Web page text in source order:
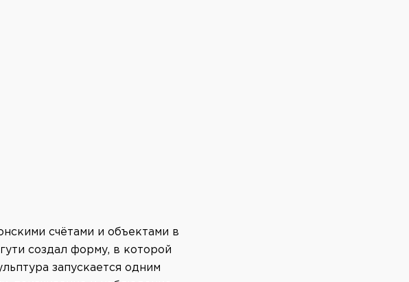
счётами и объектами в
создал форму, в которой
запускается одним